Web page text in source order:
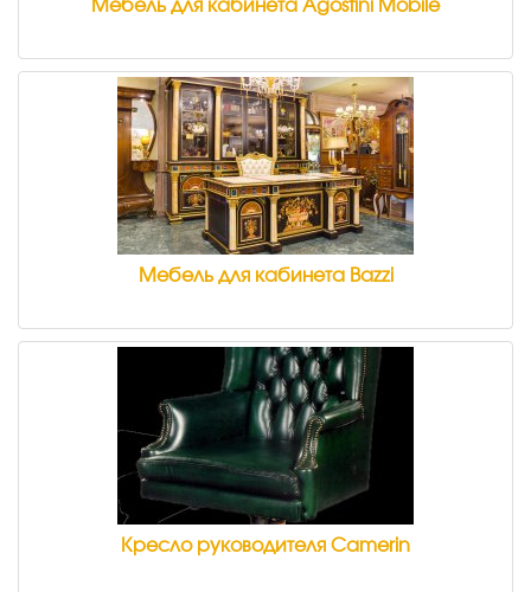
Мебель для кабинета Agostini Mobile
Мебель для кабинета Bazzi
Кресло руководителя Camerin